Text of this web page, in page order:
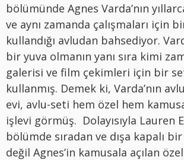
bölümünde Agnes Varda’nın
ve aynı zamanda çalışmaları için
kullandığı avludan bahsediyor.
bir yuva olmanın yanı sıra kimi
galerisi ve film çekimleri için bir
kullanmış. Demek ki, Varda’nın
evi, avlu-seti hem özel hem
işlevi görmüş. Dolayısıyla Lauren
bölümde sıradan ve dışa kapalı
değil Agnes’in kamusala açılan özel